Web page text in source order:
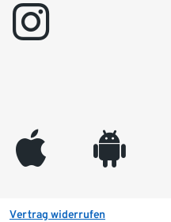
instagram
appleinc android
Vertrag widerrufen